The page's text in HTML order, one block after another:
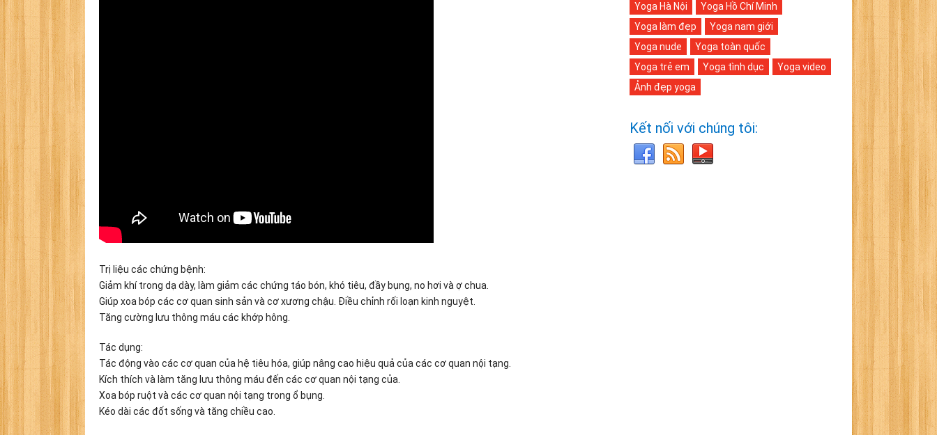
Trị liệu các chứng bệnh:
Giảm khí trong dạ dày, làm giảm các chứng táo bón, khó tiêu, đầy bụng, no hơi và ợ chua.
Giúp xoa bóp các cơ quan sinh sản và cơ xương chậu. Điều chỉnh rối loạn kinh nguyệt.
Tăng cường lưu thông máu các khớp hông.
Tác dụng:
Tác động vào các cơ quan của hệ tiêu hóa, giúp nâng cao hiệu quả của các cơ quan nội tạng.
Kích thích và làm tăng lưu thông máu đến các cơ quan nội tạng của.
Xoa bóp ruột và các cơ quan nội tạng trong ổ bụng.
Kéo dài các đốt sống và tăng chiều cao.
Yoga Hà Nội
Yoga Hồ Chí Minh
Yoga làm đẹp
Yoga nam giới
Yoga nude
Yoga toàn quốc
Yoga trẻ em
Yoga tình dục
Yoga video
Ảnh đẹp yoga
Kết nối với chúng tôi: